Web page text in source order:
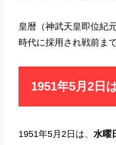
皇暦（神武天皇即位紀
時代に採用され戦前ま
1951年5月2日
1951年5月2日は、 水曜